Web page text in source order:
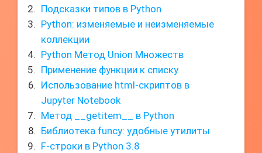
Подсказки типов в Python
Python: изменяемые и неизменяемые
коллекции
Python Метод Union Множеств
Применение функции к списку
Использование html-скриптов в
Jupyter Notebook
Метод __getitem__ в Python
Библиотека funcy: удобные утилиты
F-строки в Python 3.8